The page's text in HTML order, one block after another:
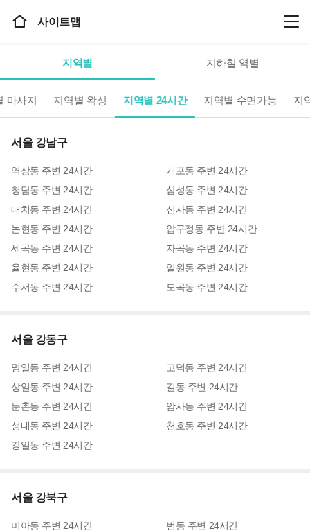
사이트맵
홈
이
동
지역별 지하철 역별
마사지 지역별 왁싱 지역별 24시간 지역별 수면가능 지
서울 강남구
역삼동 주변 24시간 개포동 주변 24시간
청담동 주변 24시간 삼성동 주변 24시간
대치동 주변 24시간 신사동 주변 24시간
논현동 주변 24시간 압구정동 주변 24시간
세곡동 주변 24시간 자곡동 주변 24시간
율현동 주변 24시간 일원동 주변 24시간
수서동 주변 24시간 도곡동 주변 24시간
서울 강동구
명일동 주변 24시간 고덕동 주변 24시간
상일동 주변 24시간 길동 주변 24시간
둔촌동 주변 24시간 암사동 주변 24시간
성내동 주변 24시간 천호동 주변 24시간
강일동 주변 24시간
서울 강북구
미아동 주변 24시간 번동 주변 24시간